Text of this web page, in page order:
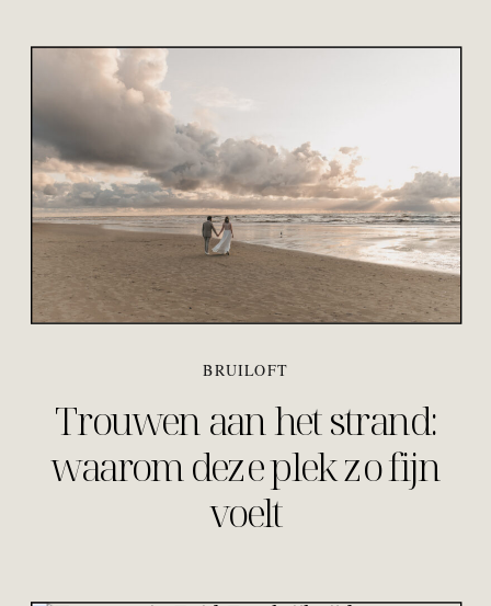
Trouwen aan het strand:
waarom deze plek zo fijn
voelt
BRUILOFT